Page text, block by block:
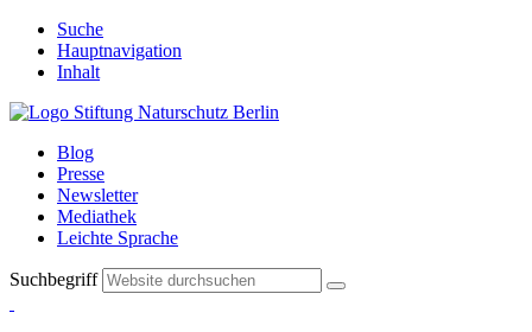
Suche
Hauptnavigation
Inhalt
Blog
Presse
Newsletter
Mediathek
Leichte Sprache
Suchbegriff